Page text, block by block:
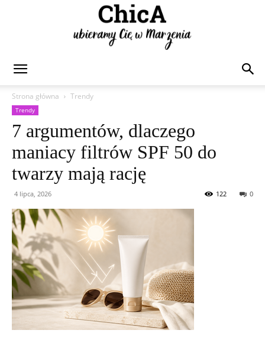
Strona główna
Trendy
Trendy
7 argumentów, dlaczego
maniacy filtrów SPF 50 do
twarzy mają rację
4 lipca, 2026 0
122